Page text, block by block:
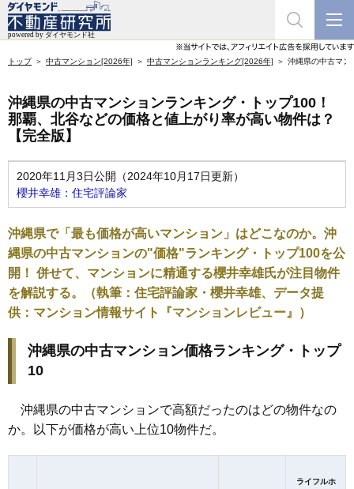
トップ 中古マンション[2026年] 中古マンションランキング[2026年] 沖縄県の中古マン
沖縄県の中古マンションランキング・トップ100！
那覇、北谷などの価格と値上がり率が高い物件は？
【完全版】
2020年11月3日公開（2024年10月17日更新）
櫻井幸雄：住宅評論家
沖縄県で「最も価格が高いマンション」はどこなのか。沖
縄県の中古マンションの"価格"ランキング・トップ100を公
開！ 併せて、マンションに精通する櫻井幸雄氏が注目物件
を解説する。（執筆：住宅評論家・櫻井幸雄、データ提
供：マンション情報サイト
『マンションレビュー』 ）
沖縄県の中古マンション価格ランキング・トップ
10
沖縄県の中古マンションで高額だったのはどの物件なの
か。以下が価格が高い上位10物件だ。
ライフルホ